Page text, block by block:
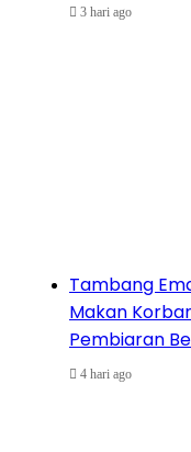
3 hari ago
Tambang
Makan
Pembiaran
4 hari ago